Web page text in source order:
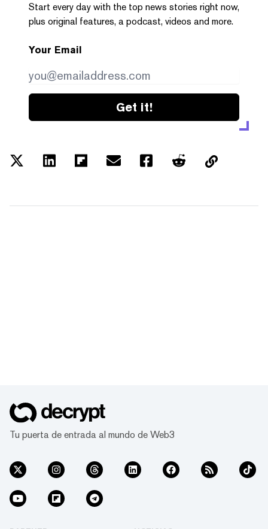
Start every day with the top news stories right now,
plus original features, a podcast, videos and more.
Your Email
Get it!
Tu puerta de entrada al mundo de Web3